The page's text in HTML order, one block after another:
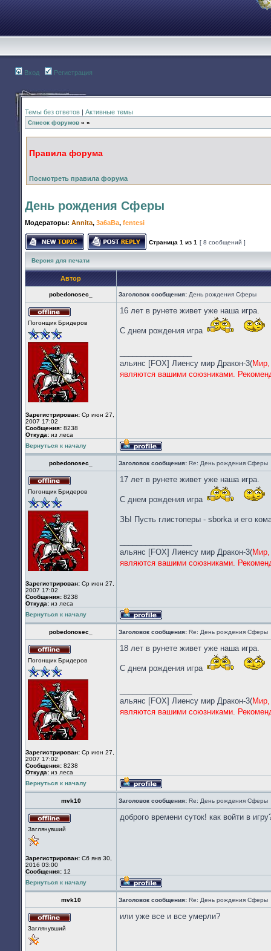
Вход Регистрация
Темы без ответов | Активные темы
Список форумов » »
Правила форума
Посмотреть правила форума
День рождения Сферы
Модераторы: Annita, 3a6aBa, fentesi
Начать новую тему Ответить на тему
Страница 1 из 1 [ 8 сообщений ]
Версия для печати
Автор
pobedonosec_ Заголовок сообщения: День рождения Сферы
в
Погонщик Бридеров
Зарегистрирован: Ср июн 27,
2007 17:02
Сообщения: 8238
Откуда: из леса
16 лет в рунете живет уже наша игра.
С днем рождения игра
альянс [FOX] Лиенсу мир Дракон-3(Мир,
являются вашими союзниками.
Вернуться к началу
Профиль
pobedonosec_
Заголовок сообщения: Re: День рождения Сферы
в
Погонщик Бридеров
Зарегистрирован: Ср июн 27,
2007 17:02
Сообщения: 8238
Откуда: из леса
17 лет в рунете живет уже наша игра.
С днем рождения игра
ЗЫ Пусть глистоперы - sborka и его
альянс [FOX] Лиенсу мир Дракон-3(Мир,
являются вашими союзниками.
Вернуться к началу
Профиль
pobedonosec_
Заголовок сообщения: Re: День рождения Сферы
в
Погонщик Бридеров
Зарегистрирован: Ср июн 27,
2007 17:02
Сообщения: 8238
Откуда: из леса
18 лет в рунете живет уже наша игра.
С днем рождения игра
альянс [FOX] Лиенсу мир Дракон-3(Мир,
являются вашими союзниками.
Вернуться к началу
Профиль
mvk10
Заголовок сообщения: Re: День рождения Сферы
Заглянувший
Зарегистрирован: Сб янв 30,
2016 03:00
Сообщения: 12
доброго времени суток! как войти в
Вернуться к началу
Профиль
mvk10
Заголовок сообщения: Re: День рождения Сферы
Заглянувший
или уже все и все умерли?